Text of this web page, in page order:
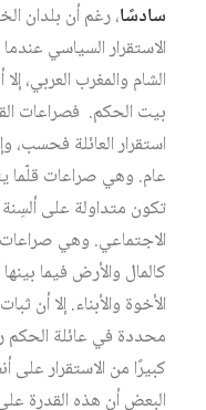
سادسًا، رغم أن بلدان
الاستقرار السياسي
الشام والمغرب العربي،
بيت الحكم. فصراعات
استقرار العائلة فحسب،
عام. وهي صراعات قلّما
تكون متداولة على
الاجتماعي. وهي
كالمال والأرض فيما
الأخوة والأبناء. إلا أن
محددة في عائلة
كبيرًا من الاستقرار
البعض أن هذه القدرة